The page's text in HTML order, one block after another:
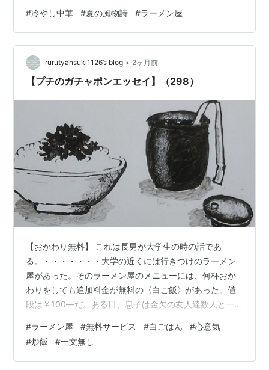
ゃえいっちゃえで提供されています。 この際オナカに納
まっちゃえば、夏のイメージ、夏の雰囲気なんてどうで
もいいんで・・・６月入ったばかりだけど「冷やし中
華」まあいいか。 ランキング参加中gooからきました ラ
ンキング参加中雑談・日記を書きたい人のグループ ラン
#冷やし中華 #夏の風物詩 #ラーメン屋
rurutyansuki1126’s blog • 2ヶ月前
【プチのガチャポンエッセイ】（298）
【おかわり無料】 これは長男が大学生の時の話であ
る。・・・・・・・大学の近くには行きつけのラーメン
屋があった。そのラーメン屋のメニューには、何杯おか
わりをしても追加料金が無料の〈白ご飯〉があった。値
段は￥100―だ。ある日、息子は金欠の友人達数人と一緒
友人達を尻目に、ラーメンを注文する金さえも無かった
息子だけが￥100―の〈白ご飯〉を頼んだ。友人達の財布
の中も寂しくて、息子にラーメンを奢るだけの余裕が無
#ラーメン屋 #無料サービス #白ごはん #心意気
#炒飯 #一文無し